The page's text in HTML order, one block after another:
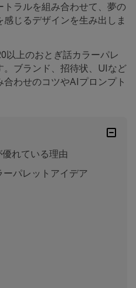
ラルを組み合わせて、夢の
じるデザインを生み出しま
以上のおとぎ話カラーパレ
。ブランド、招待状、UIなど
わせのコツやAIプロンプト
れている理由
パレットアイデア